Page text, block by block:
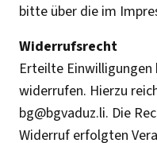
bitte über die im
Widerrufsrecht
Erteilte Einwilligungen
widerrufen. Hierzu
bg@bgvaduz.li. Die
Widerruf erfolgten